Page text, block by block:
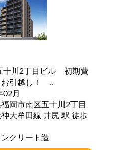
十川2丁目ビル 初期費
お引越し！ ..
02月
岡市南区五十川2丁目
牟田線 井尻 駅 徒歩
クリート造